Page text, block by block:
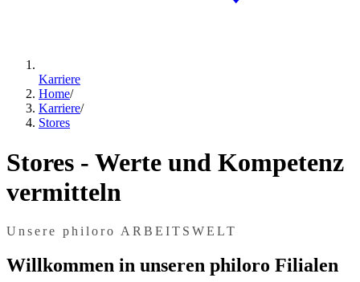
Karriere
Home/
Karriere/
Stores
Stores - Werte und Kompetenz
vermitteln
Unsere philoro ARBEITSWELT
Willkommen in unseren philoro Filialen